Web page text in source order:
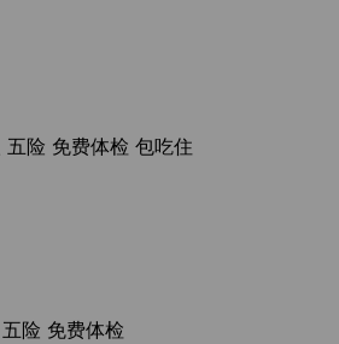
五险 免费体检 包吃住
五险 免费体检